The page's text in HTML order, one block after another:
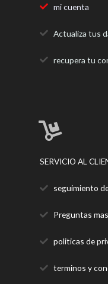
mi cuenta
Actualiza tus
recupera tu
SERVICIO AL
seguimiento
Preguntas
politicas de
terminos y